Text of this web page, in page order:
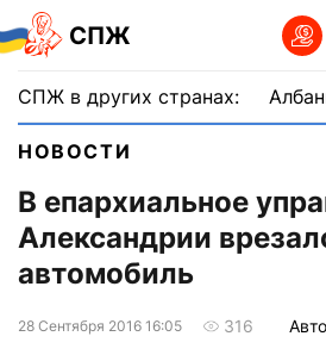
СПЖ
СПЖ в других странах:
НОВОСТИ
В епархиальное
Александрии
автомобиль
28 Сентября 2016 16:05 316